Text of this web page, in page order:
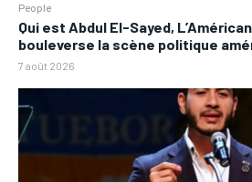
People
Qui est Abdul El-Sayed,
bouleverse la scène politique
7 août 2026